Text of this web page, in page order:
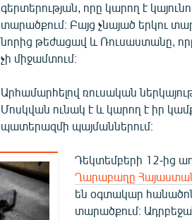
գերտերության, որը կարող է
տարածքում։ Բայց չնայած երկու
նորից թեժացավ և Ռուսաստանը,
չի միջամտում։
Արհամարհելով ռուսական
Մոսկվան ունակ է և կարող է իր
պատերազմի պայմաններում։
Դեկտեմբերի 12-ից
Ղարաբաղը
են օգտակար
տարածքում։